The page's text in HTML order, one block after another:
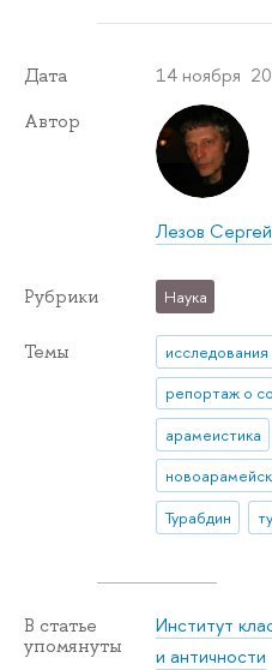
Дата 14 ноября
Автор
Лезов
Рубрики Наука
Темы
исследования
репортаж о
арамеистика
Турабдин
В статье
упомянуты
Институт
и античности